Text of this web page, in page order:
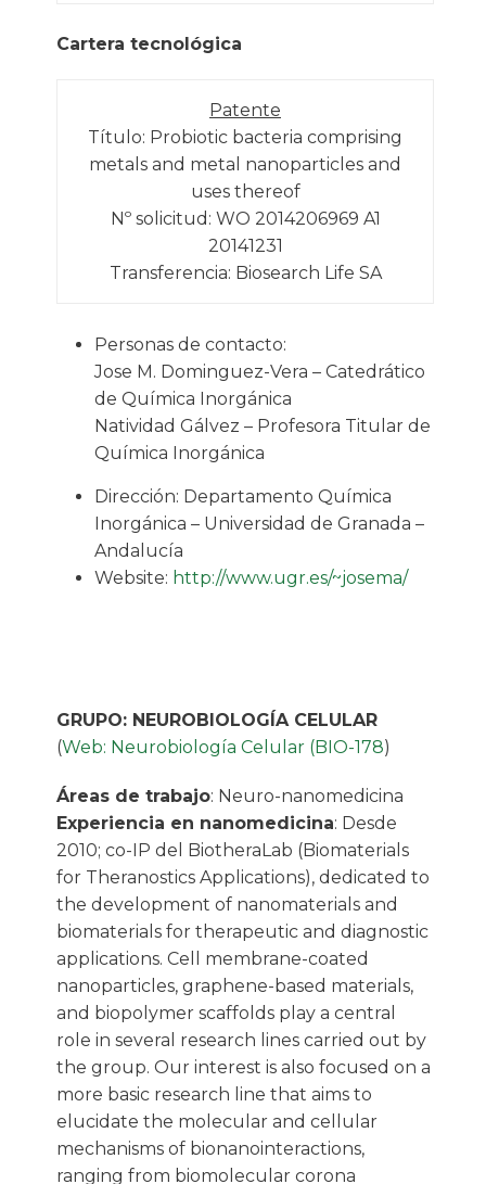
Cartera tecnológica
Patente
Título: Probiotic bacteria comprising
metals and metal nanoparticles and
uses thereof
Nº solicitud: WO 2014206969 A1
20141231
Transferencia: Biosearch Life SA
Personas de contacto:
Jose M. Dominguez-Vera – Catedrático
de Química Inorgánica
Natividad Gálvez – Profesora Titular de
Química Inorgánica
Dirección: Departamento Química
Inorgánica – Universidad de Granada –
Andalucía
Website: http://www.ugr.es/~josema/
GRUPO: NEUROBIOLOGÍA CELULAR
(Web: Neurobiología Celular (BIO-178)
Áreas de trabajo: Neuro-nanomedicina
Experiencia en nanomedicina: Desde
2010; co-IP del BiotheraLab (Biomaterials
for Theranostics Applications), dedicated to
the development of nanomaterials and
biomaterials for therapeutic and diagnostic
applications. Cell membrane-coated
nanoparticles, graphene-based materials,
and biopolymer scaffolds play a central
role in several research lines carried out by
the group. Our interest is also focused on a
more basic research line that aims to
elucidate the molecular and cellular
mechanisms of bionanointeractions,
ranging from biomolecular corona